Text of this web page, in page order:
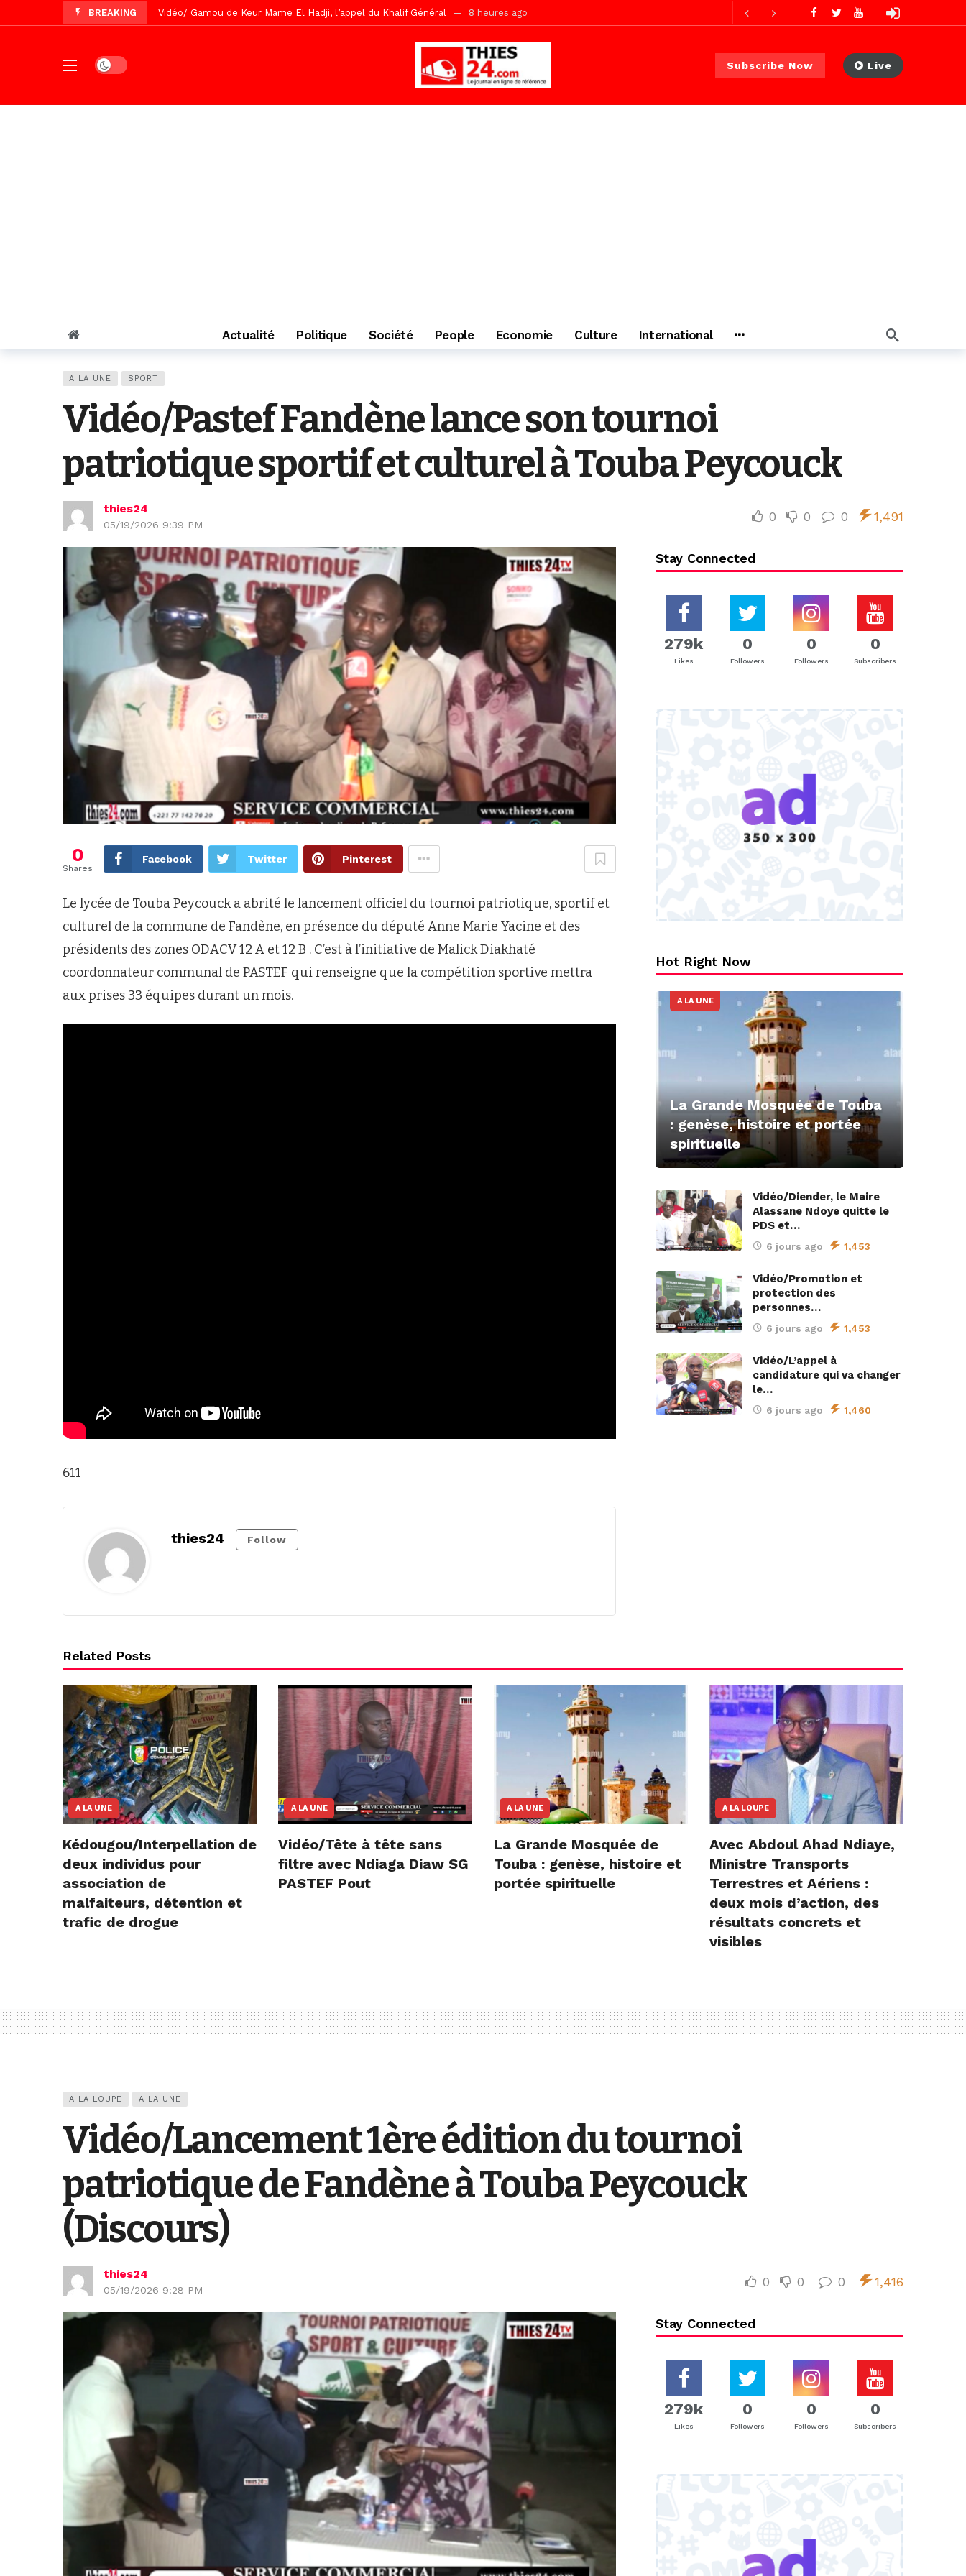
BREAKING Vidéo/ Préparation Gamou 2026, Keur Mame El Hadji décline ses priorités devant le Gouverneur
Vidéo/ Contre la violence numérique, 100 adolescents outillés dans le Boot Camp JAVA de Mboro
Un commissariat d’arrondissement de police inauguré à Touba 1 jour ago
Vidéo/Célébration de Bamba et Cheikh, le « battré » d’Abdou Bâ Ndiéguène 1 jour ago
Dark mode Subscribe Now Live
Actualité Politique Société People Economie Culture International
A LA UNE SPORT
Vidéo/Pastef Fandène lance son tournoi
patriotique sportif et culturel à Touba Peycouck
thies24
05/19/2026 9:39 PM
0 0 0 1,491
0
Shares
Facebook Twitter Pinterest
Le lycée de Touba Peycouck a abrité le lancement officiel du tournoi patriotique, sportif et
culturel de la commune de Fandène, en présence du député Anne Marie Yacine et des
présidents des zones ODACV 12 A et 12 B . C’est à l’initiative de Malick Diakhaté
coordonnateur communal de PASTEF qui renseigne que la compétition sportive mettra
aux prises 33 équipes durant un mois.
611
thies24 Follow
Stay Connected
279k
Likes
0
Followers
0
Followers
0
Subscribers
Hot Right Now
A LA UNE
La Grande Mosquée de Touba
: genèse, histoire et portée
spirituelle
Vidéo/Diender, le Maire
Alassane Ndoye quitte le
PDS et…
6 jours ago 1,453
Vidéo/Promotion et
protection des
personnes…
6 jours ago 1,453
Vidéo/L’appel à
candidature qui va changer
le…
6 jours ago 1,460
Related Posts
A LA UNE
Kédougou/Interpellation de
deux individus pour
association de
malfaiteurs, détention et
trafic de drogue
A LA UNE
Vidéo/Tête à tête sans
filtre avec Ndiaga Diaw SG
PASTEF Pout
A LA UNE
La Grande Mosquée de
Touba : genèse, histoire et
portée spirituelle
A LA LOUPE
Avec Abdoul Ahad Ndiaye,
Ministre Transports
Terrestres et Aériens :
deux mois d’action, des
résultats concrets et
visibles
A LA LOUPE A LA UNE
Vidéo/Lancement 1ère édition du tournoi
patriotique de Fandène à Touba Peycouck
(Discours)
thies24
05/19/2026 9:28 PM
0 0 0 1,416
Stay Connected
279k
Likes
0
Followers
0
Followers
0
Subscribers